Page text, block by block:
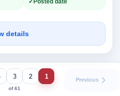
Posted date
details
Previous
1
2
3
of 61